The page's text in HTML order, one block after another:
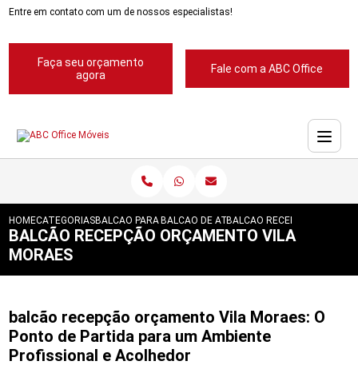
Entre em contato com um de nossos especialistas!
Faça seu orçamento
agora
Fale com a ABC Office
HOMECATEGORIASBALCAO PARA RECEPCAOBALCAO DE ATENDIMENTO RECEPCAO
BALCAO RECEPCAO
BALCÃO RECEPÇÃO ORÇAMENTO VILA
MORAES
balcão recepção orçamento Vila Moraes: O
Ponto de Partida para um Ambiente
Profissional e Acolhedor